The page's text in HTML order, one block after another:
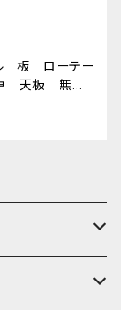
板 ローテー
卓 天板 無